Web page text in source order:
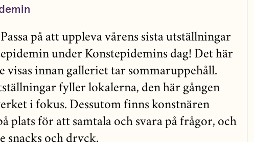
på att uppleva vårens sista utställningar
under Konstepidemins dag! Det här
visas innan galleriet tar sommaruppehåll.
fyller lokalerna, den här gången
i fokus. Dessutom finns konstnären
plats för att samtala och svara på frågor, och
snacks och dryck.